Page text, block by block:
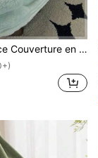
confortable, plusieurs tailles disponibles, peut être utilisée comme couvre-lit et jeté de canapé, convient pour le bureau, la décoration de la chambre, la décoration de la pièce, l'hiver et toutes les saisons